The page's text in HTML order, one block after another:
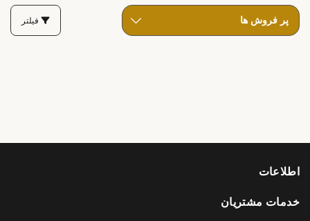
فیلتر
اطلاعات
خدمات مشتریان